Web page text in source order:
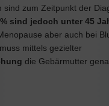
sind zum Zeitpunkt der
sind jedoch unter 45
aber auch bei
mittels gezielter
die Gebärmutter